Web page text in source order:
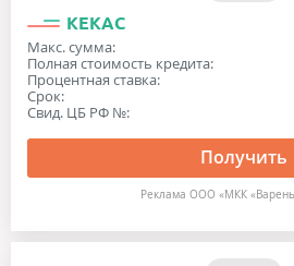
КЕКАС
Макс. сумма:
Полная стоимость кредита:
Процентная ставка:
Срок:
Свид. ЦБ РФ №:
Получить
Реклама ООО «МКК